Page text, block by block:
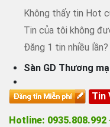
Không thấy tin Hot
Tin của tôi không
Đăng 1 tin nhiều lần?
Sàn GD Thương
Tin
Hotline: 0935.808.992